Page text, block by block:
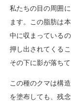
私たちの目の周囲
ます。この脂肪は
中に収まっている
押し出されてくる
その下に影が落ち
この種のクマは構
を塗布しても、残